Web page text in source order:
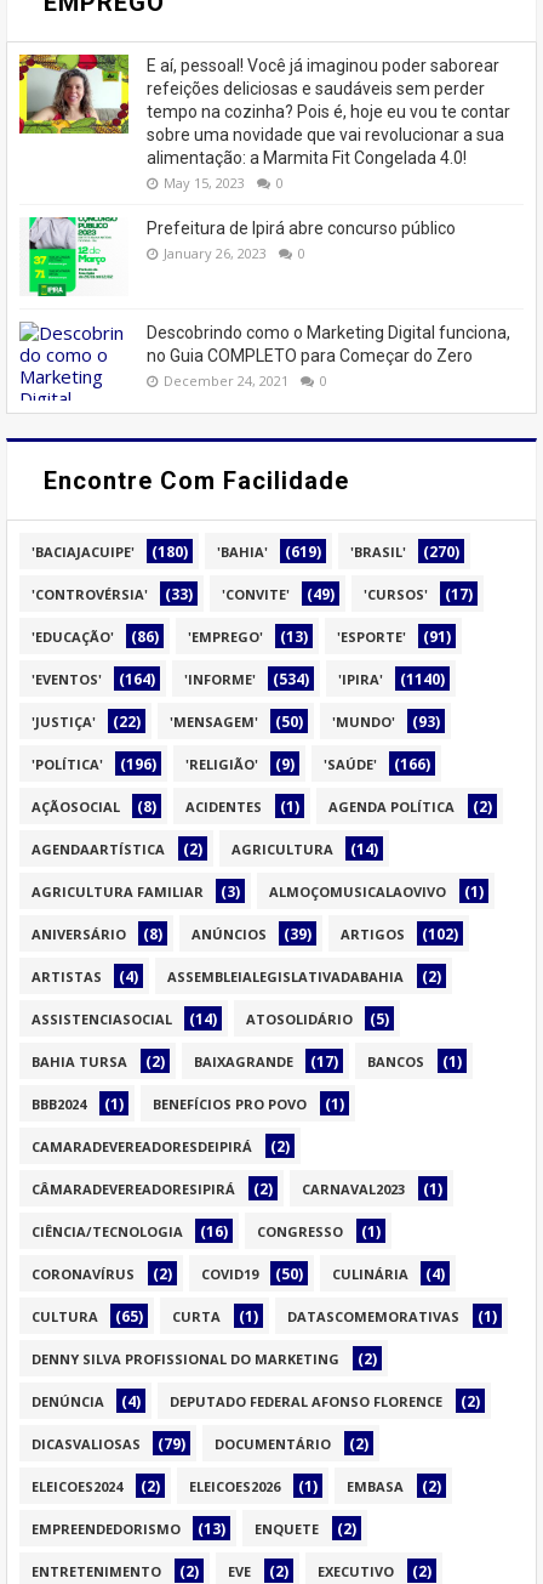
E aí, pessoal! Você já imaginou poder saborear
refeições deliciosas e saudáveis ​​sem perder
tempo na cozinha? Pois é, hoje eu vou te contar
sobre uma novidade que vai revolucionar a sua
alimentação: a Marmita Fit Congelada 4.0!
May 15, 2023 0
Prefeitura de Ipirá abre concurso público
January 26, 2023 0
Descobrindo como o Marketing Digital funciona,
no Guia COMPLETO para Começar do Zero
December 24, 2021 0
Encontre Com Facilidade
'BACIAJACUIPE' (180) 'BAHIA' (619) 'BRASIL' (270)
'CONTROVÉRSIA' (33) 'CONVITE' (49) 'CURSOS' (17)
'EDUCAÇÃO' (86) 'EMPREGO' (13) 'ESPORTE' (91)
'EVENTOS' (164) 'INFORME' (534) 'IPIRA' (1140)
'JUSTIÇA' (22) 'MENSAGEM' (50) 'MUNDO' (93)
'POLÍTICA' (196) 'RELIGIÃO' (9) 'SAÚDE' (166)
AÇÃOSOCIAL (8) ACIDENTES (1) AGENDA POLÍTICA (2)
AGENDAARTÍSTICA (2) AGRICULTURA (14)
AGRICULTURA FAMILIAR (3) ALMOÇOMUSICALAOVIVO (1)
ANIVERSÁRIO (8) ANÚNCIOS (39) ARTIGOS (102)
ARTISTAS (4) ASSEMBLEIALEGISLATIVADABAHIA (2)
ASSISTENCIASOCIAL (14) ATOSOLIDÁRIO (5)
BAHIA TURSA (2) BAIXAGRANDE (17) BANCOS (1)
BBB2024 (1) BENEFÍCIOS PRO POVO (1)
CAMARADEVEREADORESDEIPIRÁ (2)
CÂMARADEVEREADORESIPIRÁ (2) CARNAVAL2023 (1)
CIÊNCIA/TECNOLOGIA (16) CONGRESSO (1)
CORONAVÍRUS (2) COVID19 (50) CULINÁRIA (4)
CULTURA (65) CURTA (1) DATASCOMEMORATIVAS (1)
DENNY SILVA PROFISSIONAL DO MARKETING (2)
DENÚNCIA (4) DEPUTADO FEDERAL AFONSO FLORENCE (2)
DICASVALIOSAS (79) DOCUMENTÁRIO (2)
ELEICOES2024 (2) ELEICOES2026 (1) EMBASA (2)
EMPREENDEDORISMO (13) ENQUETE (2)
ENTRETENIMENTO (2) EVE (2) EXECUTIVO (2)